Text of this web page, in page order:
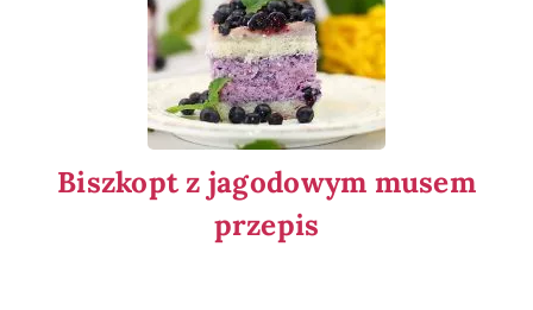
Biszkopt z jagodowym musem
przepis